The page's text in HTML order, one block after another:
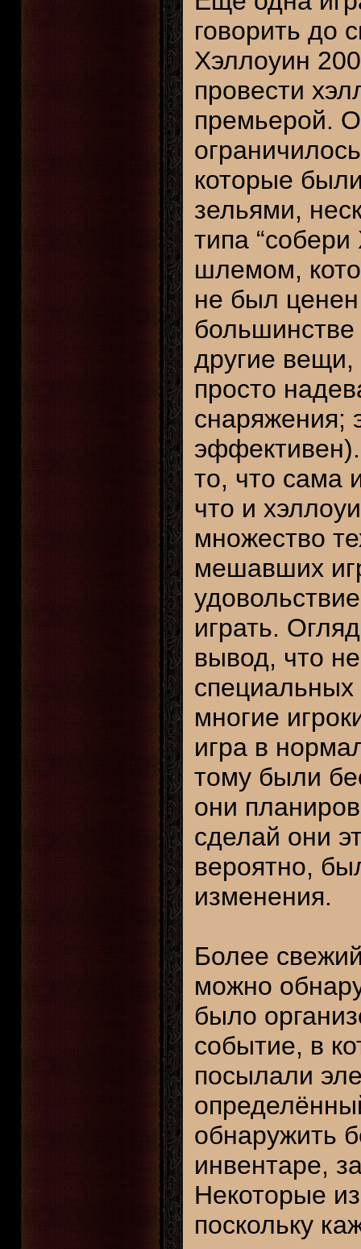
говорить до
Хэллоуин
провести
премьерой.
которые
зельями,
типа
шлемом,
не был
другие вещи,
просто
снаряжения;
то, что сама
что и
множество
мешавших
играть.
вывод, что
многие
игра в
тому были
они
сделай они
вероятно,
изменения.
Более
можно
было
событие, в
посылали
обнаружить
инвентаре,
Некоторые
поскольку